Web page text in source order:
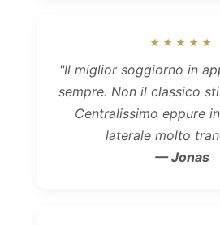
★★★★★
"Il miglior soggiorno in
sempre. Non il classico
Centralissimo eppure
laterale molto
— Jonas